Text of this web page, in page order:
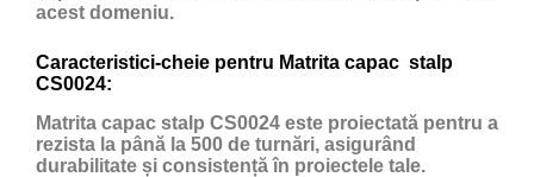
acest domeniu.
Caracteristici-cheie pentru Matrita capac stalp
CS0024:
Matrita capac stalp CS0024 este proiectată pentru a
rezista la până la 500 de turnări, asigurând
durabilitate și consistență în proiectele tale.